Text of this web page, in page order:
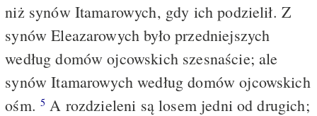
niż synów Itamarowych, gdy ich podzielił. Z
synów Eleazarowych było przedniejszych
według domów ojcowskich szesnaście; ale
synów Itamarowych według domów ojcowskich
ośm.5 A rozdzieleni są losem jedni od drugich;